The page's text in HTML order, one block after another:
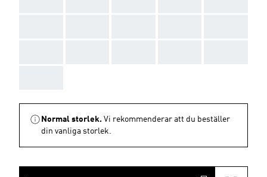
Normal storlek. Vi rekommenderar att du beställer
din vanliga storlek.